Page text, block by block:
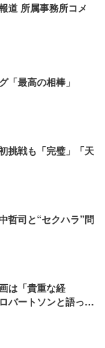
道 所属事務所コメ
「最高の相棒」
挑戦も「完璧」「天
哲司と“セクハラ”問
は「貴重な経
バートソンと語った